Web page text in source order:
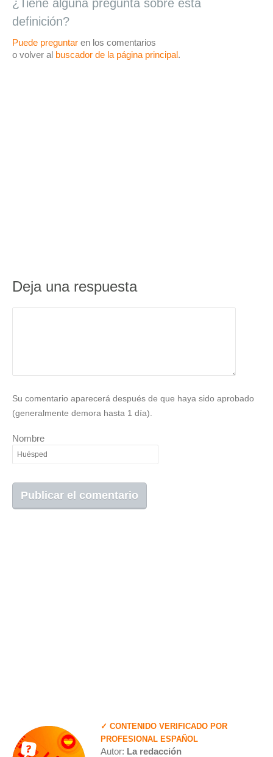
¿Tiene alguna pregunta sobre esta
definición?
Puede preguntar en los comentarios
o volver al buscador de la página principal.
Deja una respuesta
Su comentario aparecerá después de que haya sido aprobado
(generalmente demora hasta 1 día).
Nombre
✓ CONTENIDO VERIFICADO POR
PROFESIONAL ESPAÑOL
Autor: La redacción